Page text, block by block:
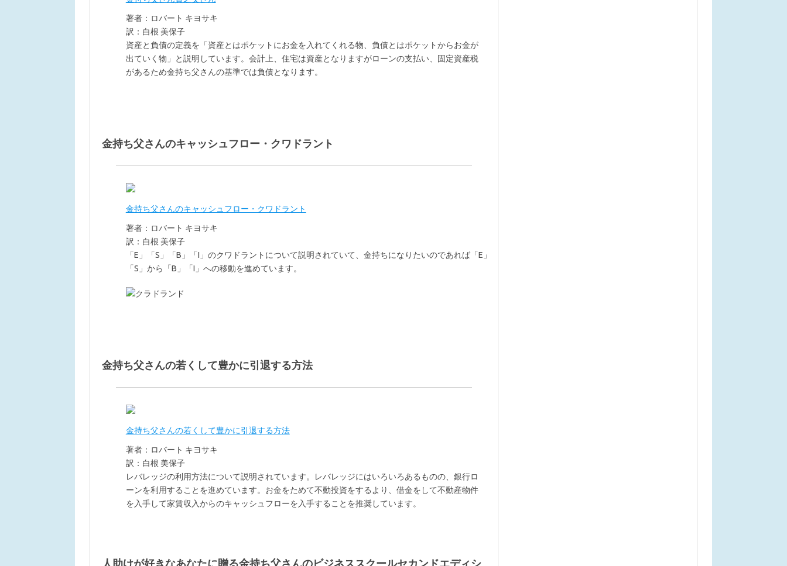
著者：ロバート キヨサキ
訳：白根 美保子
資産と負債の定義を「資産とはポケットにお金を入れてくれる物、負債とはポケットからお金が
出ていく物」と説明しています。会計上、住宅は資産となりますがローンの支払い、固定資産税
があるため金持ち父さんの基準では負債となります。
金持ち父さんのキャッシュフロー・クワドラント
金持ち父さんのキャッシュフロー・クワドラント
著者：ロバート キヨサキ
訳：白根 美保子
「E」「S」「B」「I」のクワドラントについて説明されていて、金持ちになりたいのであれば「E」
「S」から「B」「I」への移動を進めています。
金持ち父さんの若くして豊かに引退する方法
金持ち父さんの若くして豊かに引退する方法
著者：ロバート キヨサキ
訳：白根 美保子
レバレッジの利用方法について説明されています。レバレッジにはいろいろあるものの、銀行ロ
ーンを利用することを進めています。お金をためて不動投資をするより、借金をして不動産物件
を入手して家賃収入からのキャッシュフローを入手することを推奨しています。
人助けが好きなあなたに贈る金持ち父さんのビジネススクールセカンドエディシ